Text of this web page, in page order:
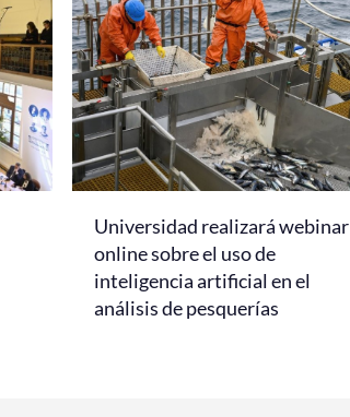
Universidad realizará webinar
online sobre el uso de
inteligencia artificial en el
análisis de pesquerías